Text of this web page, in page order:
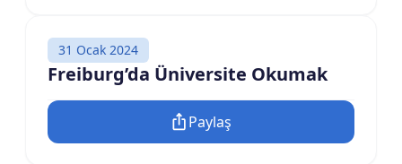
31 Ocak 2024
Freiburg’da Üniversite Okumak
Paylaş